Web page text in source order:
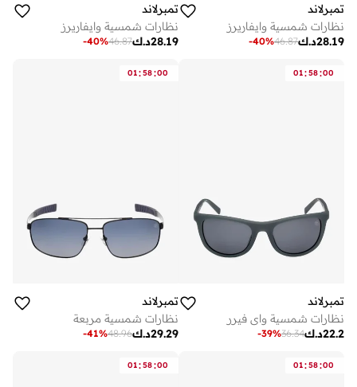
تمبرلاند
نظارات شمسية وايفاريرز
د.ك28.19
46.87
-40%
تمبرلاند
نظارات شمسية وايفاريرز
د.ك28.19
46.87
-40%
01:58:00
تمبرلاند
نظارات شمسية واي فيرر
د.ك22.2
36.34
-39%
01:58:00
تمبرلاند
نظارات شمسية مربعة
د.ك29.29
48.96
-41%
01:58:00
01:58:00